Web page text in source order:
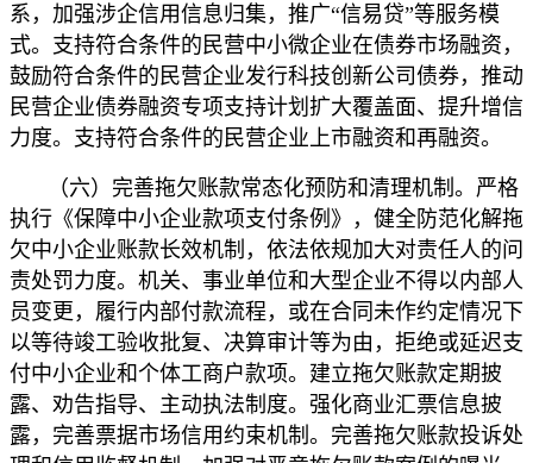
系，加强涉企信用信息归集，推广“信易贷”等服务模
式。支持符合条件的民营中小微企业在债券市场融资，
鼓励符合条件的民营企业发行科技创新公司债券，推动
民营企业债券融资专项支持计划扩大覆盖面、提升增信
力度。支持符合条件的民营企业上市融资和再融资。
（六）完善拖欠账款常态化预防和清理机制。严格
执行《保障中小企业款项支付条例》，健全防范化解拖
欠中小企业账款长效机制，依法依规加大对责任人的问
责处罚力度。机关、事业单位和大型企业不得以内部人
员变更，履行内部付款流程，或在合同未作约定情况下
以等待竣工验收批复、决算审计等为由，拒绝或延迟支
付中小企业和个体工商户款项。建立拖欠账款定期披
露、劝告指导、主动执法制度。强化商业汇票信息披
露，完善票据市场信用约束机制。完善拖欠账款投诉处